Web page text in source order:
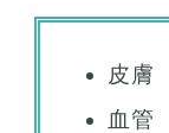
皮膚
血管